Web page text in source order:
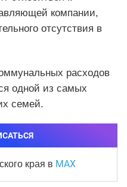
компании,
отсутствия в
расходов
одной из самых
семей.
края в MAX